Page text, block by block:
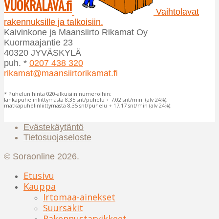
valinnat
tuotteen
sivulla.
VUOKRALAVA.fi
Vaihtolavat
rakennuksille ja talkoisiin.
Kaivinkone ja Maansiirto Rikamat Oy
Kuormaajantie 23
40320 JYVÄSKYLÄ
puh. * 0207 438 320
rikamat@maansiirtorikamat.fi
* Puhelun hinta 020-alkuisiin numeroihin:
lankapuhelinliittymästä 8,35 snt/puhelu + 7,02 snt/min. (alv 24%),
matkapuhelinliittymästä 8,35 snt/puhelu + 17,17 snt/min (alv 24%):
Evästekäytäntö
Tietosuojaseloste
© Soraonline 2026.
Etusivu
Kauppa
Irtomaa-ainekset
Suursäkit